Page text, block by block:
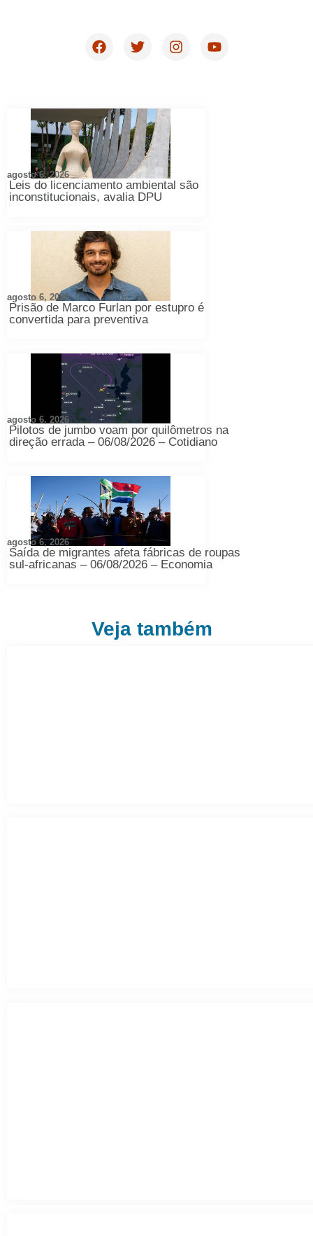
Leis do licenciamento ambiental são
inconstitucionais, avalia DPU
agosto 6, 2026
Prisão de Marco Furlan por estupro é
convertida para preventiva
agosto 6, 2026
Pilotos de jumbo voam por quilômetros na
direção errada – 06/08/2026 – Cotidiano
agosto 6, 2026
Saída de migrantes afeta fábricas de roupas
sul-africanas – 06/08/2026 – Economia
agosto 6, 2026
Veja também